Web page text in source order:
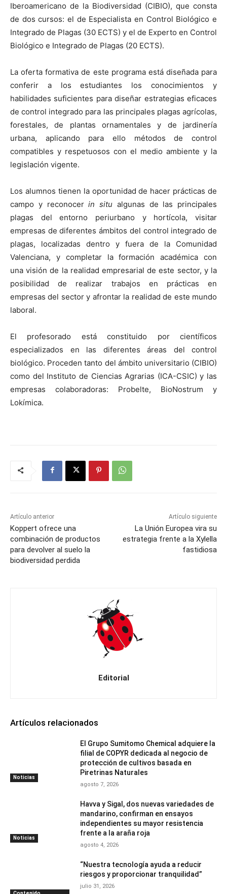
Iberoamericano de la Biodiversidad (CIBIO), que consta
de dos cursos: el de Especialista en Control Biológico e
Integrado de Plagas (30 ECTS) y el de Experto en Control
Biológico e Integrado de Plagas (20 ECTS).
La oferta formativa de este programa está diseñada para
conferir a los estudiantes los conocimientos y
habilidades suficientes para diseñar estrategias eficaces
de control integrado para las principales plagas agrícolas,
forestales, de plantas ornamentales y de jardinería
urbana, aplicando para ello métodos de control
compatibles y respetuosos con el medio ambiente y la
legislación vigente.
Los alumnos tienen la oportunidad de hacer prácticas de
campo y reconocerin situ algunas de las principales
plagas del entorno periurbano y hortícola, visitar
empresas de diferentes ámbitos del control integrado de
plagas, localizadas dentro y fuera de la Comunidad
Valenciana, y completar la formación académica con
una visión de la realidad empresarial de este sector, y la
posibilidad de realizar trabajos en prácticas en
empresas del sector y afrontar la realidad de este mundo
laboral.
El profesorado está constituido por científicos
especializados en las diferentes áreas del control
biológico. Proceden tanto del ámbito universitario (CIBIO)
como del Instituto de Ciencias Agrarias (ICA-CSIC) y las
empresas colaboradoras: Probelte, BioNostrum y
Lokímica.
Artículo anterior
Koppert ofrece una
combinación de productos
para devolver al suelo la
biodiversidad perdida
Artículo siguiente
La Unión Europea vira su
estrategia frente a la Xylella
fastidiosa
Editorial
Artículos relacionados
Noticias
El Grupo Sumitomo Chemical adquiere la
filial de COPYR dedicada al negocio de
protección de cultivos basada en
Piretrinas Naturales
agosto 7, 2026
Noticias
Havva y Sigal, dos nuevas variedades de
mandarino, confirman en ensayos
independientes su mayor resistencia
frente a la araña roja
agosto 4, 2026
“Nuestra tecnología ayuda a reducir
riesgos y proporcionar tranquilidad”
julio 31, 2026